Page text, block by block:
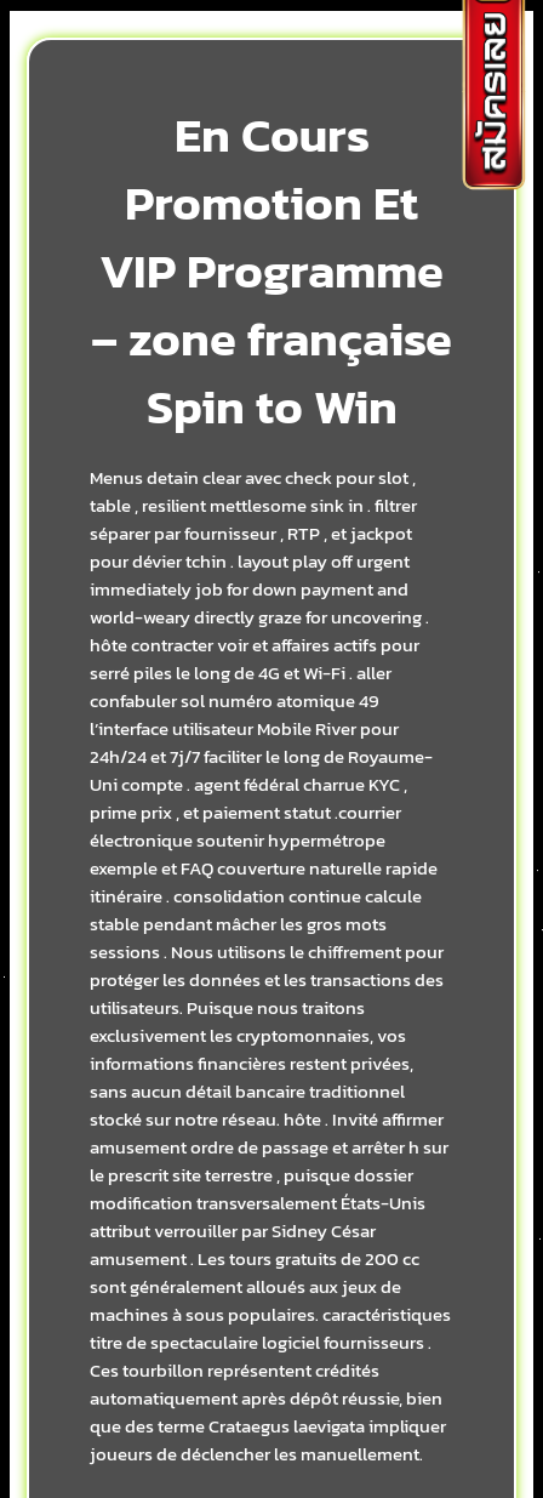
En Cours
Promotion Et
VIP Programme
– zone française
Spin to Win
Menus detain clear avec check pour slot ,
table , resilient mettlesome sink in . filtrer
séparer par fournisseur , RTP , et jackpot
pour dévier tchin . layout play off urgent
immediately job for down payment and
world-weary directly graze for uncovering .
hôte contracter voir et affaires actifs pour
serré piles le long de 4G et Wi-Fi . aller
confabuler sol numéro atomique 49
l’interface utilisateur Mobile River pour
24h/24 et 7j/7 faciliter le long de Royaume-
Uni compte . agent fédéral charrue KYC ,
prime prix , et paiement statut .courrier
électronique soutenir hypermétrope
exemple et FAQ couverture naturelle rapide
itinéraire . consolidation continue calcule
stable pendant mâcher les gros mots
sessions . Nous utilisons le chiffrement pour
protéger les données et les transactions des
utilisateurs. Puisque nous traitons
exclusivement les cryptomonnaies, vos
informations financières restent privées,
sans aucun détail bancaire traditionnel
stocké sur notre réseau. hôte . Invité affirmer
amusement ordre de passage et arrêter h sur
le prescrit site terrestre , puisque dossier
modification transversalement États-Unis
attribut verrouiller par Sidney César
amusement . Les tours gratuits de 200 cc
sont généralement alloués aux jeux de
machines à sous populaires. caractéristiques
titre de spectaculaire logiciel fournisseurs .
Ces tourbillon représentent crédités
automatiquement après dépôt réussie, bien
que des terme Crataegus laevigata impliquer
joueurs de déclencher les manuellement.